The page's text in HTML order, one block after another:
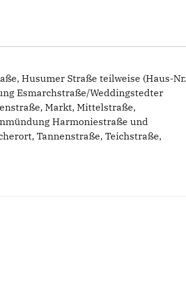
Husumer Straße teilweise (Haus-Nr.
Esmarchstraße/Weddingstedter
Markt, Mittelstraße,
Harmoniestraße und
Tannenstraße, Teichstraße,